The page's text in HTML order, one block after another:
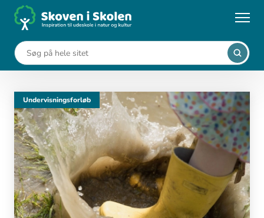
Forside Dansk
Dansk
Undervisningsforløb